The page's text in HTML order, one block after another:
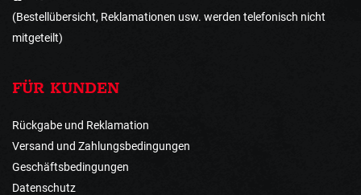
(Bestellübersicht, Reklamationen usw. werden telefonisch nicht
mitgeteilt)
FÜR KUNDEN
Rückgabe und Reklamation
Versand und Zahlungsbedingungen
Geschäftsbedingungen
Datenschutz